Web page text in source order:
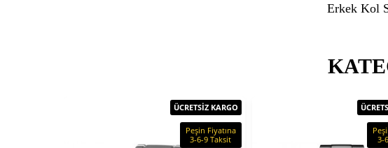
Erkek Kol
ÜCRETSİZ KARGO
Peşin Fiyatına
3-6-9 Taksit
3-